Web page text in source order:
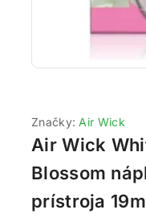
Značky: Air Wick
Air Wick
Blossom
prístroja